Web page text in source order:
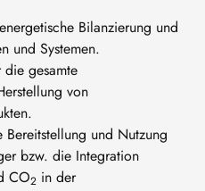
Bilanzierung und
und Systemen.
die gesamte
von
Bereitstellung und Nutzung
bzw. die Integration
CO2 in der